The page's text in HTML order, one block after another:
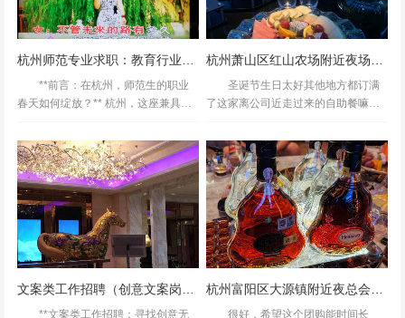
度非常差，朋友过生日居然没收我们的食物，还让罚款，让
带进招聘的时候怎么不提醒？？最后食物也没有主动归还，
好好一个生日在欢乐盛过得一点也不欢乐！总体评论就一个
字：价格暴力，欺人太甚！！！,
杭州师范专业求职：教育行业就业新机遇
**前言：在杭州，师范生的职业
春天如何绽放？** 杭州，这座兼具历
联网经济的热土，更是教育创新的沃
土。随着"双减"政策落地与基础教...
杭州萧山区红山农场附近夜场招聘商务礼仪,上班需要喝酒吗？
圣诞节生日太好其他地方都订满
了这家离公司近走过来的自助餐嘛反
人给了个豪华包房间倒是大的有点夸
张不过音效一般总觉得要声嘶力竭才
能听到自己在唱什么公司聚会...
**文案类工作招聘：寻找创意无
很好，希望这个团购能时间长